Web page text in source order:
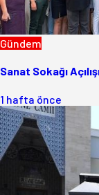
Gündem
Sanat Sokağı
1 hafta önce